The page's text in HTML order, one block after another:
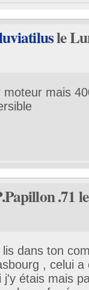
le
moteur mais
.71
dans ton
, celui
j'y étais mais